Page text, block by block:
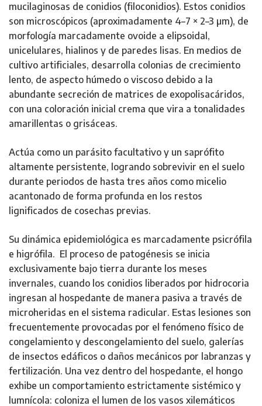
mucilaginosas de conidios (filoconidios). Estos conidios
son microscópicos (aproximadamente 4–7 × 2–3 µm), de
morfología marcadamente ovoide a elipsoidal,
unicelulares, hialinos y de paredes lisas. En medios de
cultivo artificiales, desarrolla colonias de crecimiento
lento, de aspecto húmedo o viscoso debido a la
abundante secreción de matrices de exopolisacáridos,
con una coloración inicial crema que vira a tonalidades
amarillentas o grisáceas.
Actúa como un parásito facultativo y un saprófito
altamente persistente, logrando sobrevivir en el suelo
durante periodos de hasta tres años como micelio
acantonado de forma profunda en los restos
lignificados de cosechas previas.
Su dinámica epidemiológica es marcadamente psicrófila
e higrófila. El proceso de patogénesis se inicia
exclusivamente bajo tierra durante los meses
invernales, cuando los conidios liberados por hidrocoria
ingresan al hospedante de manera pasiva a través de
microheridas en el sistema radicular. Estas lesiones son
frecuentemente provocadas por el fenómeno físico de
congelamiento y descongelamiento del suelo, galerías
de insectos edáficos o daños mecánicos por labranzas y
fertilización. Una vez dentro del hospedante, el hongo
exhibe un comportamiento estrictamente sistémico y
lumnícola: coloniza el lumen de los vasos xilemáticos